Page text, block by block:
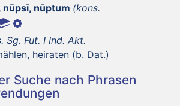
nūpsī, nūptum (kons.
Sg. Fut. I Ind. Akt.
heiraten (b. Dat.)
Suche nach Phrasen